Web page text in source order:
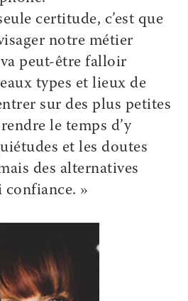
certitude, c’est que
notre métier
peut-être falloir
types et lieux de
sur des plus petites
le temps d’y
et les doutes
des alternatives
confiance. »